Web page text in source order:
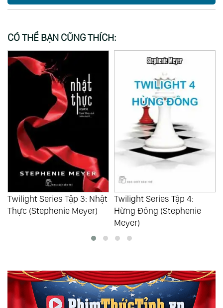
CÓ THỂ BẠN CŨNG THÍCH:
Twilight Series Tập 4:
Hừng Đông (Stephenie
34:56:46
Báu Vật Của Đời (Mạc
Ngôn)